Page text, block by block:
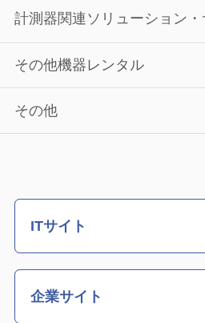
計測器関連ソリューション・
その他機器レンタル
その他
ITサイト
企業サイト